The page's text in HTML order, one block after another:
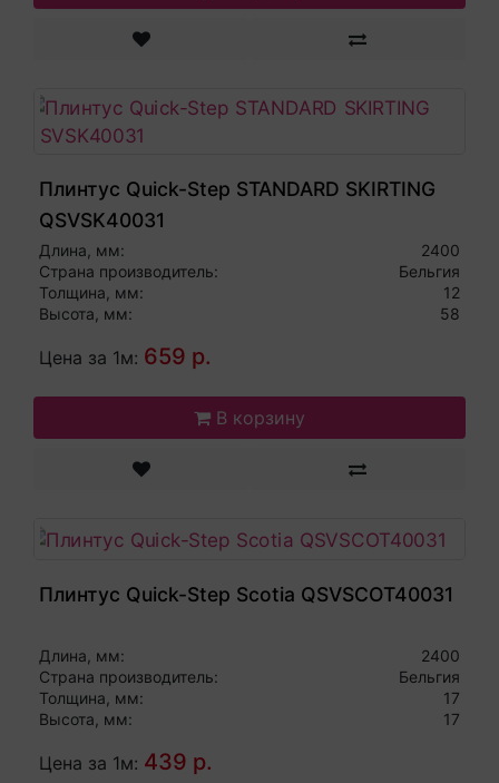
Плинтус Quick-Step STANDARD SKIRTING
QSVSK40031
Длина, мм:
2400
Страна производитель:
Бельгия
Толщина, мм:
12
Высота, мм:
58
Цена за 1м: 659 р.
В корзину
Плинтус Quick-Step Scotia QSVSCOT40031
Длина, мм:
2400
Страна производитель:
Бельгия
Толщина, мм:
17
Высота, мм:
17
Цена за 1м: 439 р.